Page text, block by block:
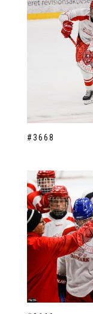
#3668